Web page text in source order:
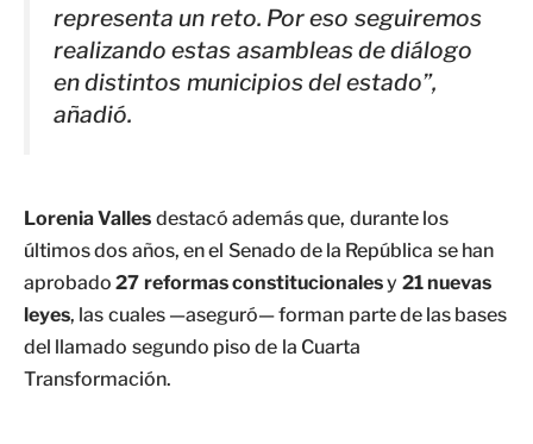
representa un reto. Por eso seguiremos
realizando estas asambleas de diálogo
en distintos municipios del estado”,
añadió.
Lorenia Valles destacó además que, durante los
últimos dos años, en el Senado de la República se han
aprobado27 reformas constitucionalesy 21 nuevas
leyes, las cuales —aseguró— forman parte de las bases
del llamado segundo piso de la Cuarta
Transformación.